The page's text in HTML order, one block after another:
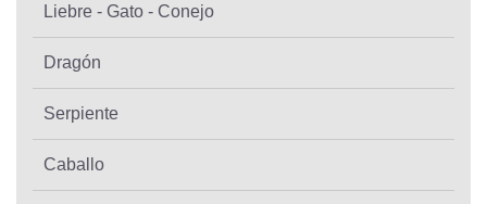
Liebre - Gato - Conejo
Dragón
Serpiente
Caballo